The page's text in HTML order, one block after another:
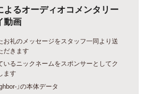
よるオーディオコメンタリー
動画
お礼のメッセージをスタッフ一同より送
だきます
いるニックネームをスポンサーとしてク
ます
」の本体データ